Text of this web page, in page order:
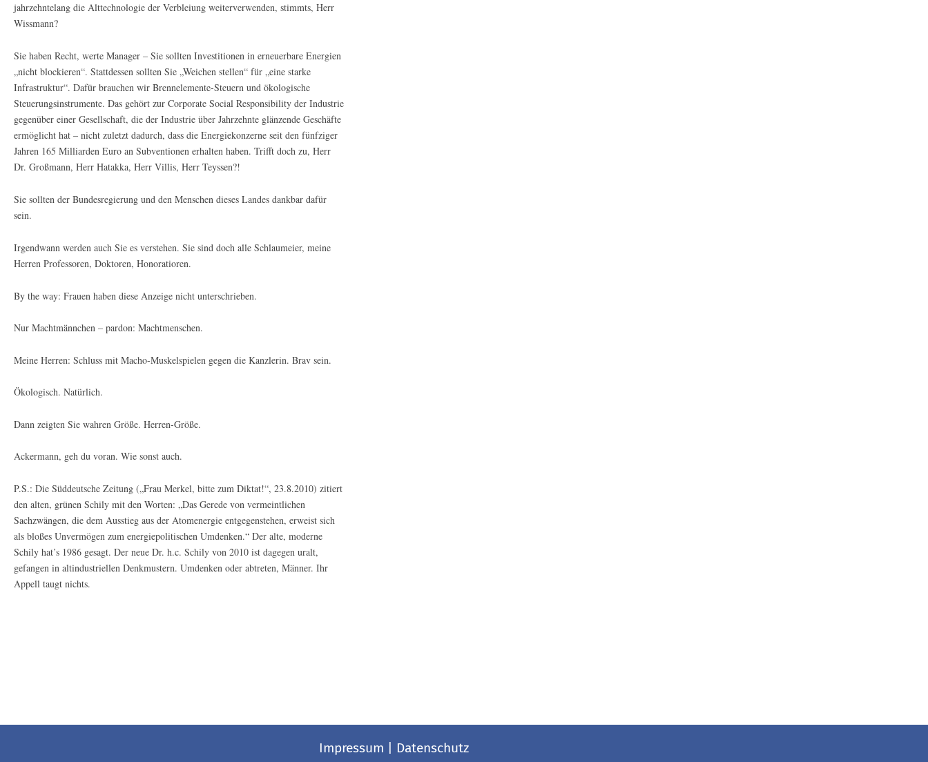
jahrzehntelang die Alttechnologie der Verbleiung weiterverwenden, stimmts, Herr
Wissmann?
Sie haben Recht, werte Manager – Sie sollten Investitionen in erneuerbare Energien
„nicht blockieren“. Stattdessen sollten Sie „Weichen stellen“ für „eine starke
Infrastruktur“. Dafür brauchen wir Brennelemente-Steuern und ökologische
Steuerungsinstrumente. Das gehört zur Corporate Social Responsibility der Industrie
gegenüber einer Gesellschaft, die der Industrie über Jahrzehnte glänzende Geschäfte
ermöglicht hat – nicht zuletzt dadurch, dass die Energiekonzerne seit den fünfziger
Jahren 165 Milliarden Euro an Subventionen erhalten haben. Trifft doch zu, Herr
Dr. Großmann, Herr Hatakka, Herr Villis, Herr Teyssen?!
Sie sollten der Bundesregierung und den Menschen dieses Landes dankbar dafür
sein.
Irgendwann werden auch Sie es verstehen. Sie sind doch alle Schlaumeier, meine
Herren Professoren, Doktoren, Honoratioren.
By the way: Frauen haben diese Anzeige nicht unterschrieben.
Nur Machtmännchen – pardon: Machtmenschen.
Meine Herren: Schluss mit Macho-Muskelspielen gegen die Kanzlerin. Brav sein.
Ökologisch. Natürlich.
Dann zeigten Sie wahren Größe. Herren-Größe.
Ackermann, geh du voran. Wie sonst auch.
P.S.: Die Süddeutsche Zeitung („Frau Merkel, bitte zum Diktat!“, 23.8.2010) zitiert
den alten, grünen Schily mit den Worten: „Das Gerede von vermeintlichen
Sachzwängen, die dem Ausstieg aus der Atomenergie entgegenstehen, erweist sich
als bloßes Unvermögen zum energiepolitischen Umdenken.“ Der alte, moderne
Schily hat’s 1986 gesagt. Der neue Dr. h.c. Schily von 2010 ist dagegen uralt,
gefangen in altindustriellen Denkmustern. Umdenken oder abtreten, Männer. Ihr
Appell taugt nichts.
Impressum Datenschutz